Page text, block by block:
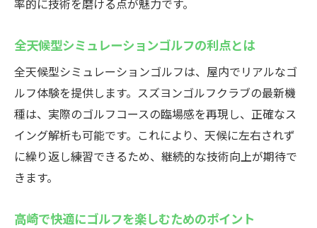
率的に技術を磨ける点が魅力です。
全天候型シミュレーションゴルフの利点とは
全天候型シミュレーションゴルフは、屋内でリアルなゴ
ルフ体験を提供します。スズヨンゴルフクラブの最新機
種は、実際のゴルフコースの臨場感を再現し、正確なス
イング解析も可能です。これにより、天候に左右されず
に繰り返し練習できるため、継続的な技術向上が期待で
きます。
高崎で快適にゴルフを楽しむためのポイント